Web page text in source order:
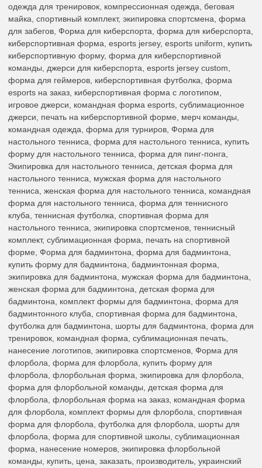
одежда для тренировок, компрессионная одежда, беговая
майка, спортивный комплект, экипировка спортсмена, форма
для забегов, Форма для киберспорта, форма для киберспорта,
киберспортивная форма, esports jersey, esports uniform, купить
киберспортивную форму, форма для киберспортивной
команды, джерси для киберспорта, esports jersey custom,
форма для геймеров, киберспортивная футболка, форма
esports на заказ, киберспортивная форма с логотипом,
игровое джерси, командная форма esports, сублимационное
джерси, печать на киберспортивной форме, мерч команды,
командная одежда, форма для турниров, Форма для
настольного тенниса, форма для настольного тенниса, купить
форму для настольного тенниса, форма для пинг-понга,
Экипировка для настольного тенниса, детская форма для
настольного тенниса, мужская форма для настольного
тенниса, женская форма для настольного тенниса, командная
форма для настольного тенниса, форма для теннисного
клуба, теннисная футболка, спортивная форма для
настольного тенниса, экипировка спортсменов, теннисный
комплект, сублимационная форма, печать на спортивной
форме, Форма для бадминтона, форма для бадминтона,
купить форму для бадминтона, бадминтонная форма,
экипировка для бадминтона, мужская форма для бадминтона,
женская форма для бадминтона, детская форма для
бадминтона, комплект формы для бадминтона, форма для
бадминтонного клуба, спортивная форма для бадминтона,
футболка для бадминтона, шорты для бадминтона, форма для
тренировок, командная форма, сублимационная печать,
нанесение логотипов, экипировка спортсменов, Форма для
флорбола, форма для флорбола, купить форму для
флорбола, флорбольная форма, экипировка для флорбола,
форма для флорбольной команды, детская форма для
флорбола, флорбольная форма на заказ, командная форма
для флорбола, комплект формы для флорбола, спортивная
форма для флорбола, футболка для флорбола, шорты для
флорбола, форма для спортивной школы, сублимационная
форма, нанесение номеров, экипировка флорбольной
команды, купить, цена, заказать, производитель, украинский